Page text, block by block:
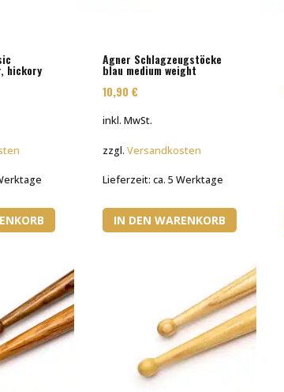
hickory
Agner Schlagzeugstöcke
blau medium weight
10,90€
inkl. MwSt.
zzgl.Versandkosten
Lieferzeit:ca. 5 Werktage
IN DEN WARENKORB